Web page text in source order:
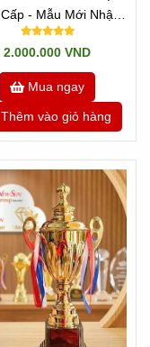
- Mẫu Mới Nhập
VIP 8 Cao 68 cm
2.000.000 VND
Mua ngay
Thêm vào giỏ hàng